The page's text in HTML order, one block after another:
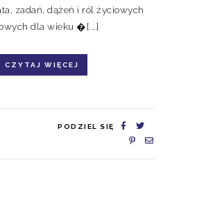
zadań, dążeń i ról życiowych
dla wieku �[...]
CZYTAJ WIĘCEJ
PODZIEL SIĘ